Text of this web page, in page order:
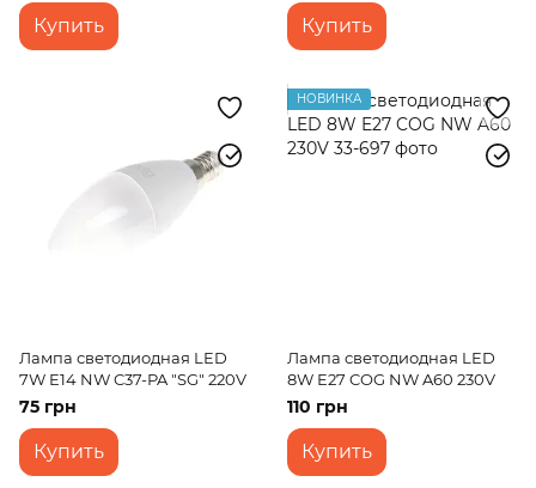
Купить Купить
Лампа светодиодная LED
7W E14 NW C37-PA "SG" 220V
75 грн
Купить
НОВИНКА
Лампа светодиодная LED
8W E27 COG NW A60 230V
110 грн
Купить